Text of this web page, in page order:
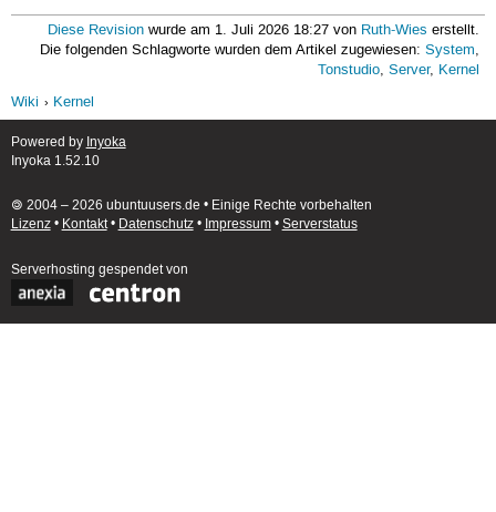
Diese Revision wurde am 1. Juli 2026 18:27 von Ruth-Wies erstellt.
Die folgenden Schlagworte wurden dem Artikel zugewiesen:System,
Tonstudio,Server, Kernel
Wiki
Kernel
Powered by Inyoka
Inyoka 1.52.10
🄯 2004 – 2026 ubuntuusers.de • Einige Rechte vorbehalten
Lizenz• Kontakt• Datenschutz• Impressum• Serverstatus
Serverhosting gespendet von